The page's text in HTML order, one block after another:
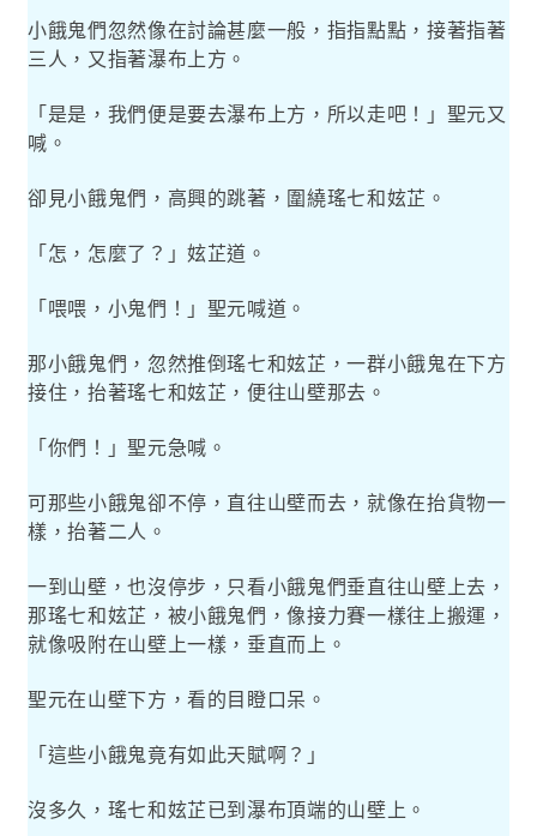
小餓鬼們忽然像在討論甚麼一般，指指點點，接著指著
三人，又指著瀑布上方。
「是是，我們便是要去瀑布上方，所以走吧！」聖元又
喊。
卻見小餓鬼們，高興的跳著，圍繞瑤七和妶芷。
「怎，怎麼了？」妶芷道。
「喂喂，小鬼們！」聖元喊道。
那小餓鬼們，忽然推倒瑤七和妶芷，一群小餓鬼在下方
接住，抬著瑤七和妶芷，便往山壁那去。
「你們！」聖元急喊。
可那些小餓鬼卻不停，直往山壁而去，就像在抬貨物一
樣，抬著二人。
一到山壁，也沒停步，只看小餓鬼們垂直往山壁上去，
那瑤七和妶芷，被小餓鬼們，像接力賽一樣往上搬運，
就像吸附在山壁上一樣，垂直而上。
聖元在山壁下方，看的目瞪口呆。
「這些小餓鬼竟有如此天賦啊？」
沒多久，瑤七和妶芷已到瀑布頂端的山壁上。